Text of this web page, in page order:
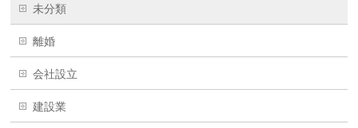
未分類
離婚
会社設立
建設業